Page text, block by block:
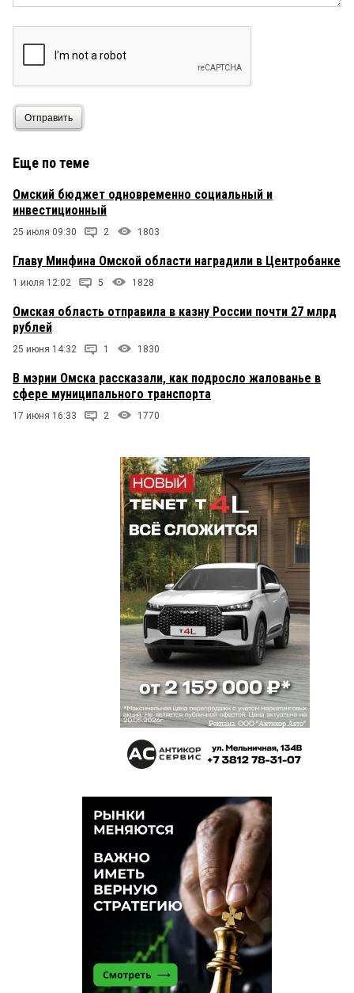
Отправить
Еще по теме
Омский бюджет одновременно социальный и
инвестиционный
25 июля 09:30 2 1803
Главу Минфина Омской области наградили в Центробанке
1 июля 12:02 5 1828
Омская область отправила в казну России почти 27 млрд
рублей
25 июня 14:32 1 1830
В мэрии Омска рассказали, как подросло жалованье в
сфере муниципального транспорта
17 июня 16:33 2 1770